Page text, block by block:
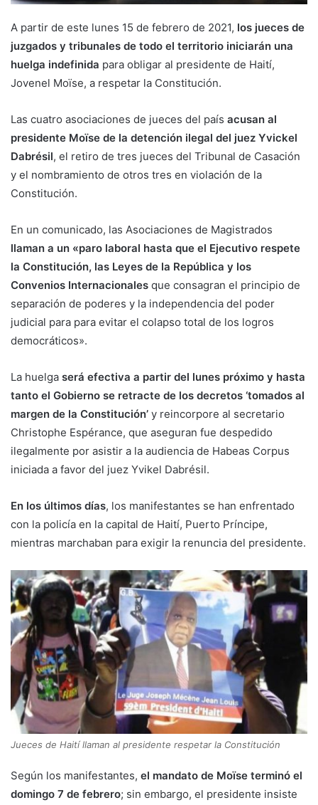
A partir de este lunes 15 de febrero de 2021, los jueces de
juzgados y tribunales de todo el territorio iniciarán una
huelga indefinida para obligar al presidente de Haití,
Jovenel Moïse, a respetar la Constitución.
Las cuatro asociaciones de jueces del país acusan al
presidente Moïse de la detención ilegal del juez Yvickel
Dabrésil, el retiro de tres jueces del Tribunal de Casación
y el nombramiento de otros tres en violación de la
Constitución.
En un comunicado, las Asociaciones de Magistrados
llaman a un «paro laboral hasta que el Ejecutivo respete
la Constitución, las Leyes de la República y los
Convenios Internacionales que consagran el principio de
separación de poderes y la independencia del poder
judicial para para evitar el colapso total de los logros
democráticos».
La huelga será efectiva a partir del lunes próximo y hasta
tanto el Gobierno se retracte de los decretos ‘tomados al
margen de la Constitución’ y reincorpore al secretario
Christophe Espérance, que aseguran fue despedido
ilegalmente por asistir a la audiencia de Habeas Corpus
iniciada a favor del juez Yvikel Dabrésil.
En los últimos días, los manifestantes se han enfrentado
con la policía en la capital de Haití, Puerto Príncipe,
mientras marchaban para exigir la renuncia del presidente.
Jueces de Haití llaman al presidente respetar la Constitución
Según los manifestantes, el mandato de Moïse terminó el
domingo 7 de febrero; sin embargo, el presidente insiste